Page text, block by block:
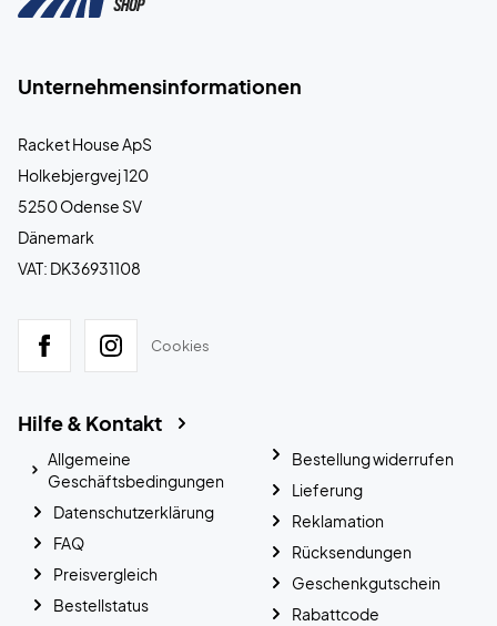
Unternehmensinformationen
Racket House ApS
Holkebjergvej 120
5250 Odense SV
Dänemark
VAT: DK36931108
Cookies
Hilfe & Kontakt
Allgemeine
Geschäftsbedingungen
Datenschutzerklärung
FAQ
Preisvergleich
Bestellstatus
Bestellung widerrufen
Lieferung
Reklamation
Rücksendungen
Geschenkgutschein
Rabattcode